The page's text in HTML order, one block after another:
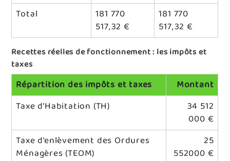
Total
181 770
517,32 €
181 770
517,32 €
Recettes réelles de fonctionnement : les impôts et
taxes
Répartition des impôts et taxes
Montant
Taxe d’Habitation (TH)
34 512
000 €
Taxe d'enlèvement des Ordures
Ménagères (TEOM)
25
552000 €